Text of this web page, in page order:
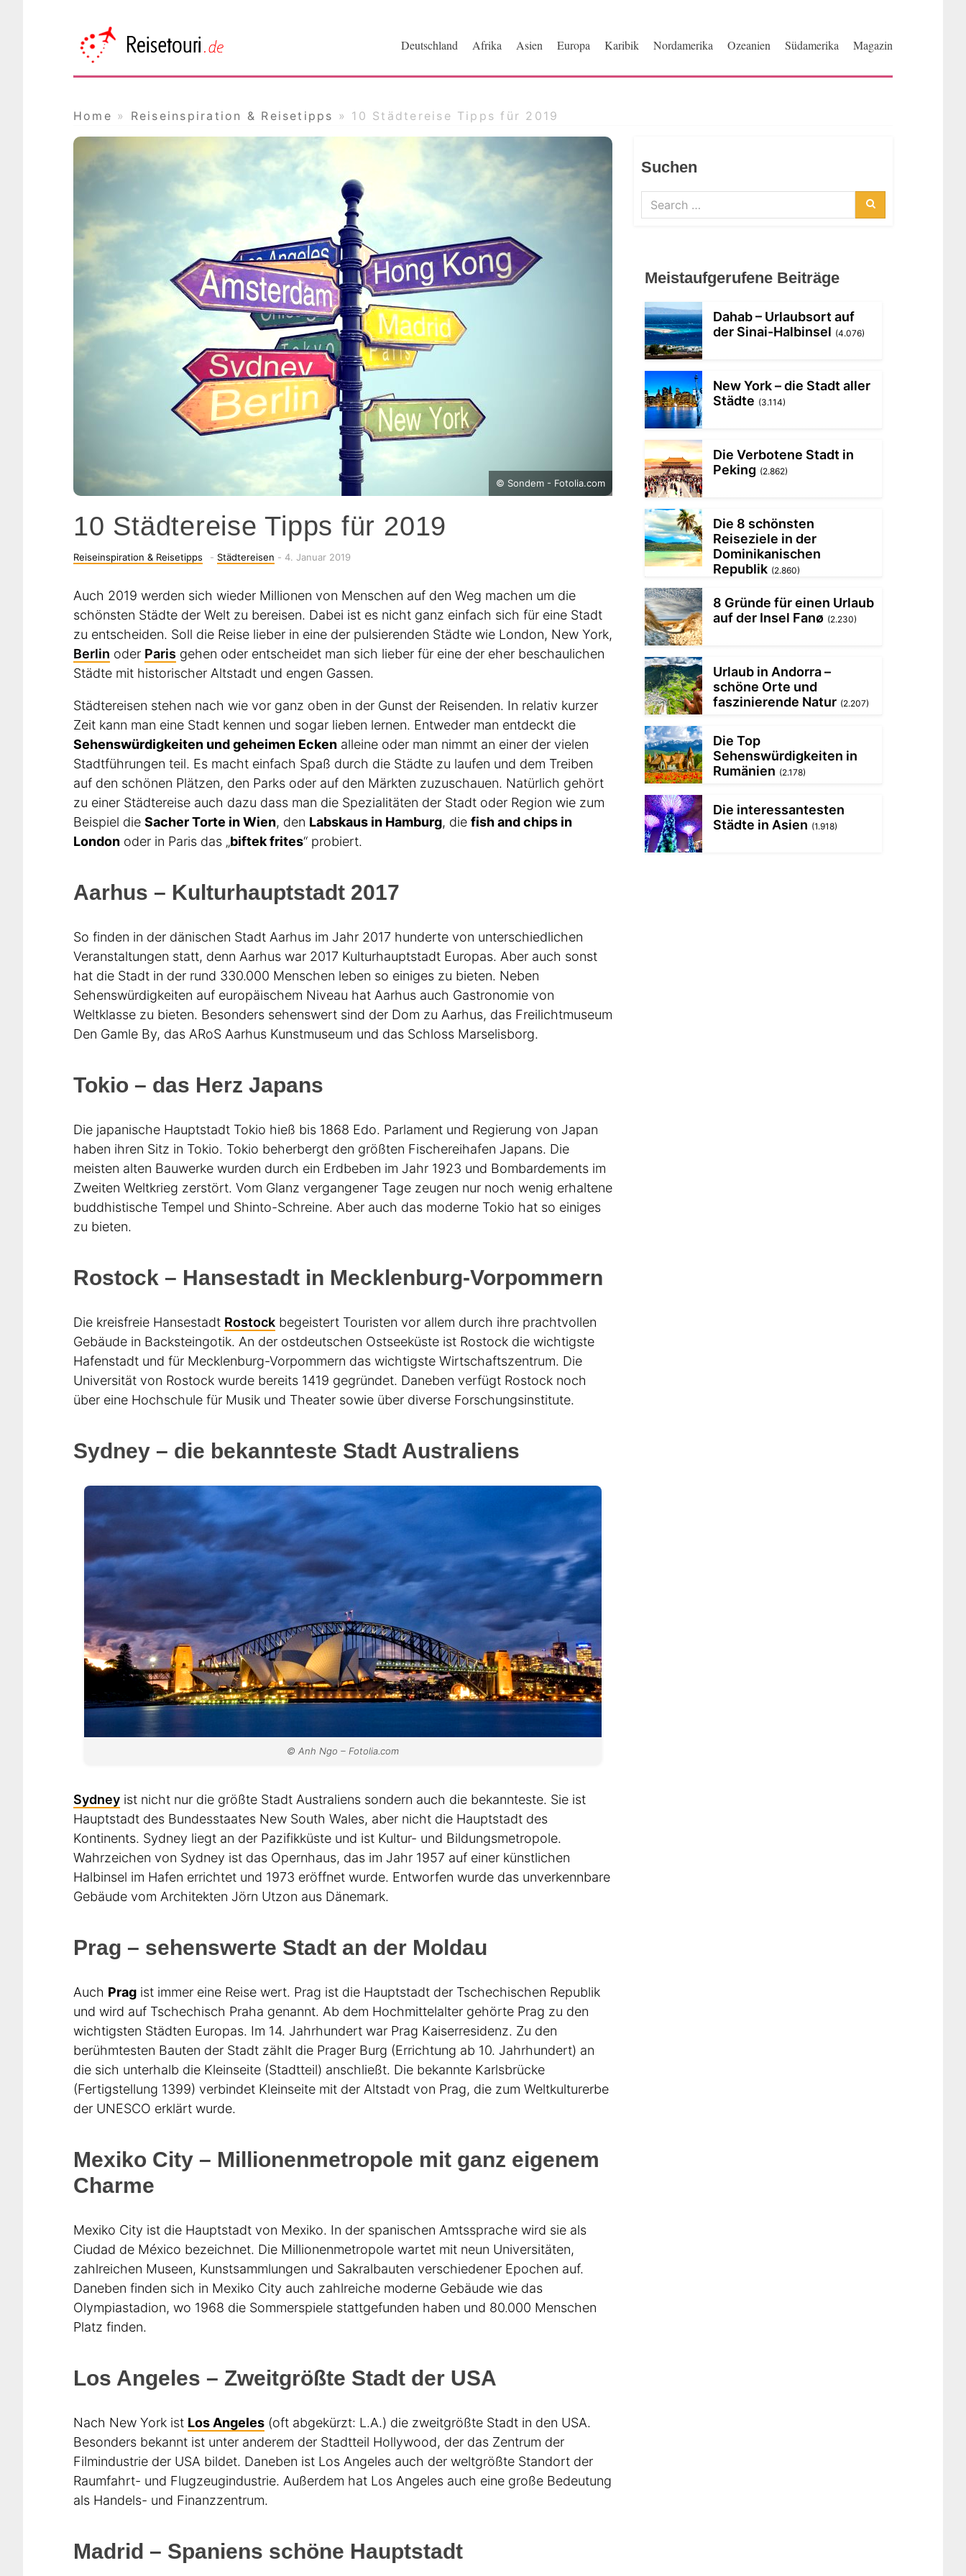
Deutschland Afrika Asien Europa Karibik Nordamerika Ozeanien Südamerika Magazin
Home » Reiseinspiration & Reisetipps » 10 Städtereise Tipps für 2019
© Sondem - Fotolia.com
10 Städtereise Tipps für 2019
Categories
Reiseinspiration & Reisetipps - -Städtereisen - Posted
4. Januar 2019
Auch 2019 werden sich wieder Millionen von Menschen auf den Weg machen um die
schönsten Städte der Welt zu bereisen. Dabei ist es nicht ganz einfach sich für eine Stadt
zu entscheiden. Soll die Reise lieber in eine der pulsierenden Städte wie London, New York,
Berlin oder Paris gehen oder entscheidet man sich lieber für eine der eher beschaulichen
Städte mit historischer Altstadt und engen Gassen.
Städtereisen stehen nach wie vor ganz oben in der Gunst der Reisenden. In relativ kurzer
Zeit kann man eine Stadt kennen und sogar lieben lernen. Entweder man entdeckt die
Sehenswürdigkeiten und geheimen Ecken alleine oder man nimmt an einer der vielen
Stadtführungen teil. Es macht einfach Spaß durch die Städte zu laufen und dem Treiben
auf den schönen Plätzen, den Parks oder auf den Märkten zuzuschauen. Natürlich gehört
zu einer Städtereise auch dazu dass man die Spezialitäten der Stadt oder Region wie zum
Beispiel die Sacher Torte in Wien, den Labskaus in Hamburg, die fish and chips in
London oder in Paris das „biftek frites“ probiert.
Aarhus – Kulturhauptstadt 2017
So finden in der dänischen Stadt Aarhus im Jahr 2017 hunderte von unterschiedlichen
Veranstaltungen statt, denn Aarhus war 2017 Kulturhauptstadt Europas. Aber auch sonst
hat die Stadt in der rund 330.000 Menschen leben so einiges zu bieten. Neben
Sehenswürdigkeiten auf europäischem Niveau hat Aarhus auch Gastronomie von
Weltklasse zu bieten. Besonders sehenswert sind der Dom zu Aarhus, das Freilichtmuseum
Den Gamle By, das ARoS Aarhus Kunstmuseum und das Schloss Marselisborg.
Tokio – das Herz Japans
Die japanische Hauptstadt Tokio hieß bis 1868 Edo. Parlament und Regierung von Japan
haben ihren Sitz in Tokio. Tokio beherbergt den größten Fischereihafen Japans. Die
meisten alten Bauwerke wurden durch ein Erdbeben im Jahr 1923 und Bombardements im
Zweiten Weltkrieg zerstört. Vom Glanz vergangener Tage zeugen nur noch wenig erhaltene
buddhistische Tempel und Shinto-Schreine. Aber auch das moderne Tokio hat so einiges
zu bieten.
Rostock – Hansestadt in Mecklenburg-Vorpommern
Die kreisfreie Hansestadt Rostock begeistert Touristen vor allem durch ihre prachtvollen
Gebäude in Backsteingotik. An der ostdeutschen Ostseeküste ist Rostock die wichtigste
Hafenstadt und für Mecklenburg-Vorpommern das wichtigste Wirtschaftszentrum. Die
Universität von Rostock wurde bereits 1419 gegründet. Daneben verfügt Rostock noch
über eine Hochschule für Musik und Theater sowie über diverse Forschungsinstitute.
Sydney – die bekannteste Stadt Australiens
© Anh Ngo – Fotolia.com
Sydney ist nicht nur die größte Stadt Australiens sondern auch die bekannteste. Sie ist
Hauptstadt des Bundesstaates New South Wales, aber nicht die Hauptstadt des
Kontinents. Sydney liegt an der Pazifikküste und ist Kultur- und Bildungsmetropole.
Wahrzeichen von Sydney ist das Opernhaus, das im Jahr 1957 auf einer künstlichen
Halbinsel im Hafen errichtet und 1973 eröffnet wurde. Entworfen wurde das unverkennbare
Gebäude vom Architekten Jörn Utzon aus Dänemark.
Prag – sehenswerte Stadt an der Moldau
Auch Prag ist immer eine Reise wert. Prag ist die Hauptstadt der Tschechischen Republik
und wird auf Tschechisch Praha genannt. Ab dem Hochmittelalter gehörte Prag zu den
wichtigsten Städten Europas. Im 14. Jahrhundert war Prag Kaiserresidenz. Zu den
berühmtesten Bauten der Stadt zählt die Prager Burg (Errichtung ab 10. Jahrhundert) an
die sich unterhalb die Kleinseite (Stadtteil) anschließt. Die bekannte Karlsbrücke
(Fertigstellung 1399) verbindet Kleinseite mit der Altstadt von Prag, die zum Weltkulturerbe
der UNESCO erklärt wurde.
Mexiko City – Millionenmetropole mit ganz eigenem
Charme
Mexiko City ist die Hauptstadt von Mexiko. In der spanischen Amtssprache wird sie als
Ciudad de México bezeichnet. Die Millionenmetropole wartet mit neun Universitäten,
zahlreichen Museen, Kunstsammlungen und Sakralbauten verschiedener Epochen auf.
Daneben finden sich in Mexiko City auch zahlreiche moderne Gebäude wie das
Olympiastadion, wo 1968 die Sommerspiele stattgefunden haben und 80.000 Menschen
Platz finden.
Los Angeles – Zweitgrößte Stadt der USA
Nach New York ist Los Angeles (oft abgekürzt: L.A.) die zweitgrößte Stadt in den USA.
Besonders bekannt ist unter anderem der Stadtteil Hollywood, der das Zentrum der
Filmindustrie der USA bildet. Daneben ist Los Angeles auch der weltgrößte Standort der
Raumfahrt- und Flugzeugindustrie. Außerdem hat Los Angeles auch eine große Bedeutung
als Handels- und Finanzzentrum.
Madrid – Spaniens schöne Hauptstadt
Suchen
Search
for:
Search
Meistaufgerufene Beiträge
Dahab – Urlaubsort auf
der Sinai-Halbinsel (4.076)
New York – die Stadt aller
Städte (3.114)
Die Verbotene Stadt in
Peking (2.862)
Die 8 schönsten
Reiseziele in der
Dominikanischen
Republik (2.860)
8 Gründe für einen Urlaub
auf der Insel Fanø (2.230)
Urlaub in Andorra –
schöne Orte und
faszinierende Natur (2.207)
Die Top
Sehenswürdigkeiten in
Rumänien (2.178)
Die interessantesten
Städte in Asien (1.918)